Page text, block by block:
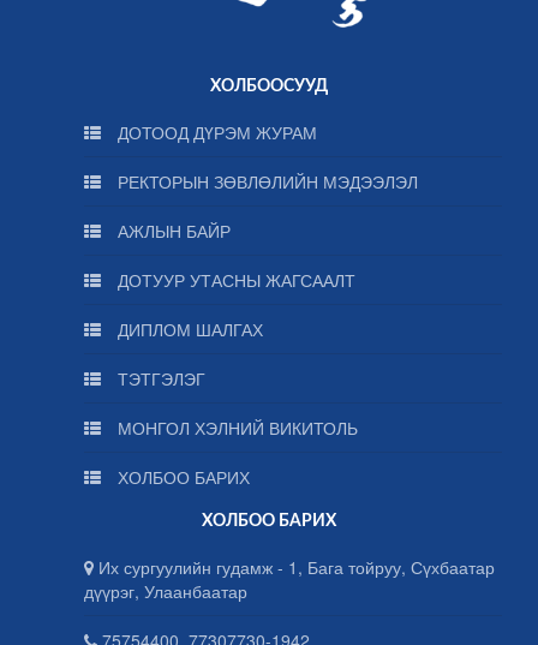
ХОЛБООСУУД
ДОТООД ДҮРЭМ ЖУРАМ
РЕКТОРЫН ЗӨВЛӨЛИЙН МЭДЭЭЛЭЛ
АЖЛЫН БАЙР
ДОТУУР УТАСНЫ ЖАГСААЛТ
ДИПЛОМ ШАЛГАХ
ТЭТГЭЛЭГ
МОНГОЛ ХЭЛНИЙ ВИКИТОЛЬ
ХОЛБОО БАРИХ
ХОЛБОО БАРИХ
Их сургуулийн гудамж - 1, Бага тойруу, Сүхбаатар
дүүрэг, Улаанбаатар
75754400, 77307730-1942